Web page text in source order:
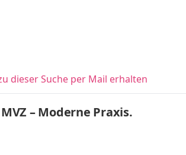
dieser Suche per Mail erhalten
– Moderne Praxis.